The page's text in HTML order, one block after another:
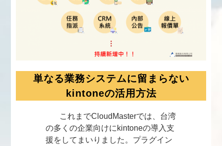
単なる業務システムに留まらない
kintoneの活用方法
これまでCloudMasterでは、台湾
の多くの企業向けにkintoneの導入支
援をしてまいりました。プラグイン